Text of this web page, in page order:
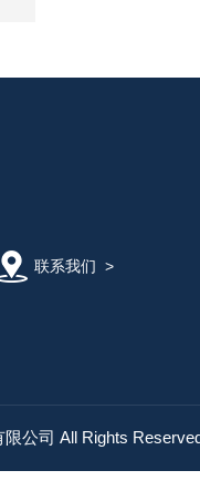
联系我们 >
限公司 All Rights